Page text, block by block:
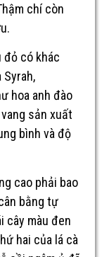
chí còn
đỏ có khác
Syrah,
hoa anh đào
sản xuất
bình và độ
cao phải bao
bằng tự
cây màu đen
hai của lá cà